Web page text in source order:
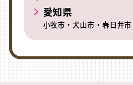
愛知県
小牧市・犬山市・春日井